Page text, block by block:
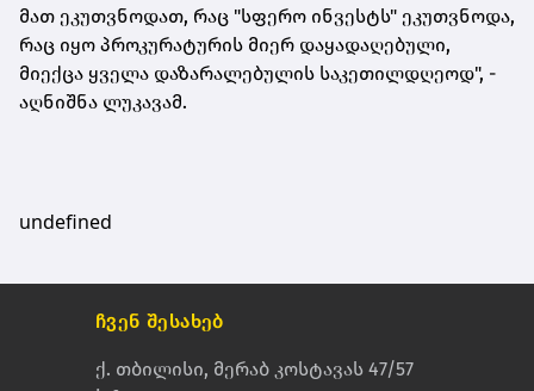
მათ ეკუთვნოდათ, რაც "სფერო ინვესტს" ეკუთვნოდა,
რაც იყო პროკურატურის მიერ დაყადაღებული,
მიექცა ყველა დაზარალებულის საკეთილდღეოდ", -
აღნიშნა ლუკავამ.
undefined
ჩვენ შესახებ
ქ. თბილისი, მერაბ კოსტავას 47/57